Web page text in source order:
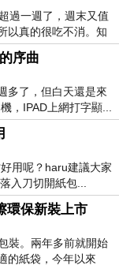
過一週了，週末又值
以真的很吃不消。知
序曲
多了，但白天還是來
，IPAD上網打字顯...
用呢？haru建議大家
入刀切開紙包...
環保新裝上市
裝。兩年多前就開始
的紙袋，今年以來